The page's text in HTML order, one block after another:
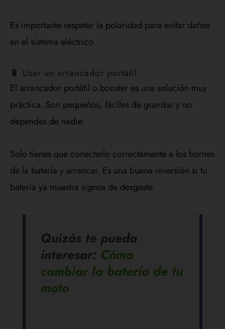
Es importante respetar la polaridad para evitar daños
en el sistema eléctrico.
🔋 Usar un arrancador portátil
El arrancador portátil o booster es una solución muy
práctica. Son pequeños, fáciles de guardar y no
dependes de nadie.
Solo tienes que conectarlo correctamente a los bornes
de la batería y arrancar. Es una buena inversión si tu
batería ya muestra signos de desgaste.
Quizás te pueda
interesar: Cómo
cambiar la batería de tu
moto